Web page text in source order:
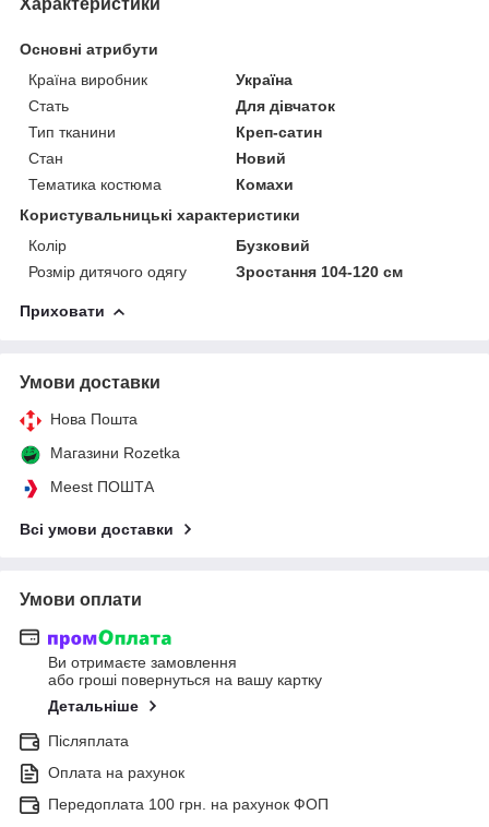
Основні атрибути
Країна виробник
Україна
Стать
Для дівчаток
Тип тканини
Креп-сатин
Стан
Новий
Тематика костюма
Комахи
Користувальницькі характеристики
Колір
Бузковий
Розмір дитячого одягу
Зростання 104-120 см
Приховати
Умови доставки
Нова Пошта
Магазини Rozetka
Meest ПОШТА
Всі умови доставки
Умови оплати
Ви отримаєте замовлення
або гроші повернуться на вашу картку
Детальніше
Післяплата
Оплата на рахунок
Передоплата 100 грн. на рахунок ФОП